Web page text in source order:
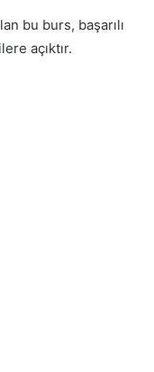
bu burs, başarılı
açıktır.